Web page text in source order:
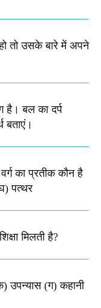
तो उसके बारे में अपने
है। बल का दर्प
बताएं।
का प्रतीक कौन है
पत्थर
मिलती है?
उपन्यास (ग) कहानी